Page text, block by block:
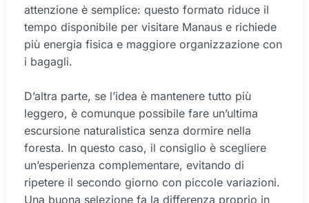
attenzione è semplice: questo formato riduce il
tempo disponibile per visitare Manaus e richiede
più energia fisica e maggiore organizzazione con
i bagagli.
D’altra parte, se l’idea è mantenere tutto più
leggero, è comunque possibile fare un’ultima
escursione naturalistica senza dormire nella
foresta. In questo caso, il consiglio è scegliere
un’esperienza complementare, evitando di
ripetere il secondo giorno con piccole variazioni.
Una buona selezione fa la differenza proprio in